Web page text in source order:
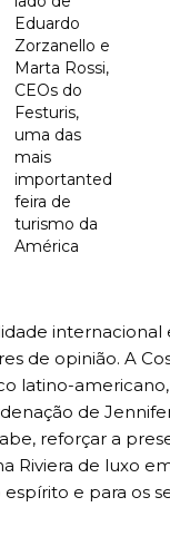
Eduardo
Zorzanello e
Marta Rossi,
CEOs do
Festuris,
uma das
mais
importanted
feira de
turismo da
América
de opinião. A
latino-
de
reforçar a
de luxo
e para os